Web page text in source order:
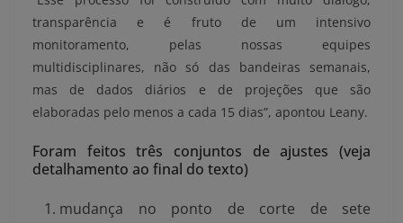
transparência e é fruto de um intensivo
monitoramento, pelas nossas equipes
multidisciplinares, não só das bandeiras semanais,
mas de dados diários e de projeções que são
elaboradas pelo menos a cada 15 dias”, apontou Leany.
Foram feitos três conjuntos de ajustes (veja
detalhamento ao final do texto)
mudança no ponto de corte de sete